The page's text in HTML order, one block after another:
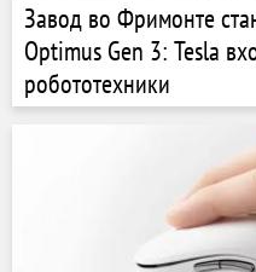
Завод во Фримонте
Optimus Gen 3: Tesla
робототехники